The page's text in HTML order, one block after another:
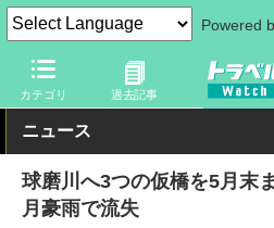
Powered
カテゴリ 過去記事
トラベル Watch 地域 国内旅行
ニュース
球磨川へ3つの仮橋を5月末
月豪雨で流失